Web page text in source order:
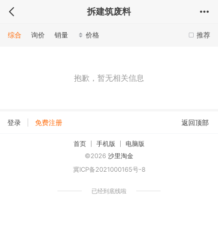
拆建筑废料
推荐
综合 询价 销量 价格
抱歉，暂无相关信息
登录 免费注册 返回顶部
首页 手机版
电脑版
©2026 沙里淘金
冀ICP备2021000165号-8
已经到底线啦